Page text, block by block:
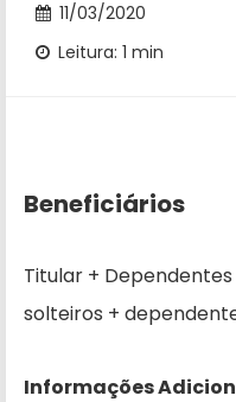
11/03/2020
Leitura: 1 min
Beneficiários
Titular +
solteiros +
Informações